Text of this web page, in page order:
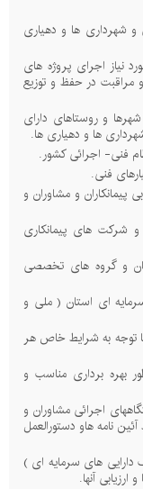
و شهرداری ها و دهیاری
نیاز اجرای پروژه های
مراقبت در حفظ و توزیع
و روستاهای دارای
ها و دهیاری ها.
فنی- اجرائی کشور.
فنی.
و مشاوران و
و شرکت های پیمانکاری
و گروه های تخصصی
ای استان ( ملی و
توجه به شرایط خاص هر
بهره برداری مناسب و
اجرائی مشاوران و
نامه هاو دستورالعمل
های سرمایه ای )
آنها.